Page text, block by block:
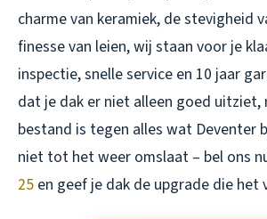
charme van keramiek, de stevigheid
finesse van leien, wij staan voor je
inspectie, snelle service en 10 jaar
dat je dak er niet alleen goed uitziet,
bestand is tegen alles wat Deventer
niet tot het weer omslaat – bel ons
25 en geef je dak de upgrade die het